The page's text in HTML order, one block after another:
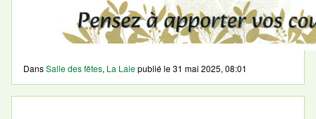
DansSalle des fêtes, La Laiepublié le31 mai 2025, 08:01